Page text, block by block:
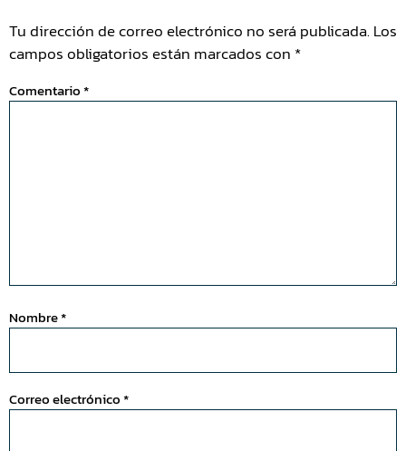
Tu dirección de correo electrónico no será publicada.Los
campos obligatorios están marcados con *
Comentario*
Nombre*
Correo electrónico*